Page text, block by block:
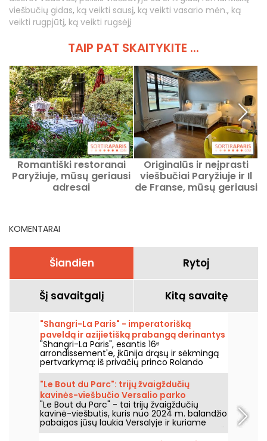
viešbučių gidas, ką veikti sausį, ką veikti vasario mėn., ką
veikti rugpjūtį, ką veikti rugsėjį
TAIP PAT SKAITYKITE ...
Romantiški restoranai
Paryžiuje, mūsų geriausi
adresai
Originalūs ir neįprasti
viešbučiai Paryžiuje ir Il
de Franse, mūsų geriausi
KOMENTARAI
Šiandien Rytoj
Šį savaitgalį Kitą savaitę
"Shangri-La Paris" - imperatorišką
paveldą ir azijietišką prabangą derinantys
kunigaikščių rūmai Ienos alėjoje
"Shangri-La Paris", esantis 16ᵉ
arrondissement'e, įkūnija drąsų ir sėkmingą
pertvarkymą: iš privačių princo Rolando
Bonaparto rūmų jis tapo viešbučiu, įtrauktu į
istorinių paminklų sąrašą, ir išskirtiniais
rūmais.
"Le Bout du Parc": trijų žvaigždučių
kavinės-viešbučio Versalio parko
pakraštyje testas
"Le Bout du Parc" - tai trijų žvaigždučių
kavinė-viešbutis, kuris nuo 2024 m. balandžio
pabaigos jūsų laukia Versalyje ir kuriame
puikiai dera gamta ir šiuolaikinis komfortas. Ši